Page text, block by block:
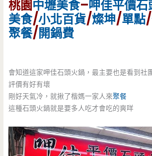
桃園中壢美食–呷佳平價石
美食/小北百貨/燦坤/單點/
聚餐/開鍋費
會知道這家呷佳石頭火鍋，最主要也是看到社
評價有好有壞
剛好天氣冷，就揪了楷媽一家人來聚餐
這種石頭火鍋就是要多人吃才會吃的爽咩